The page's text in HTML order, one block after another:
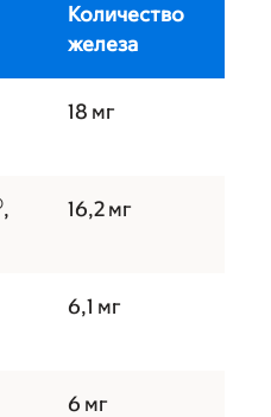
Количество
железа
18 мг
,
16,2 мг
6,1 мг
6 мг